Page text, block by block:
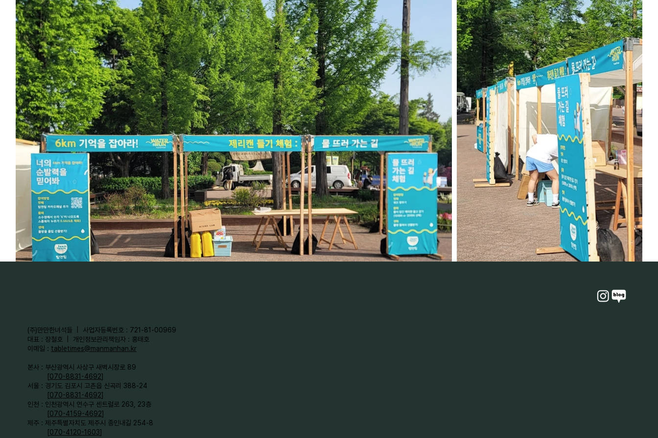
​(주)만만한녀석들 | 사업자등록번호 : 721-81-00969
대표 : 장철호 | 개인정보관리책임자 : 홍태호
이메일 : tabletimes@manmanhan.kr
본사 : 부산광역시 사상구 새벽시장로 89
[070-8831-4692]
서울 : 경기도 김포시 고촌읍 신곡리 388-24
[070-8831-4692]
인천 : 인천광역시 연수구 센트럴로 263, 23층
[070-4159-4692]​
제주 : 제주특별자치도 제주시 종인내길 254-8
[070-4120-1603]